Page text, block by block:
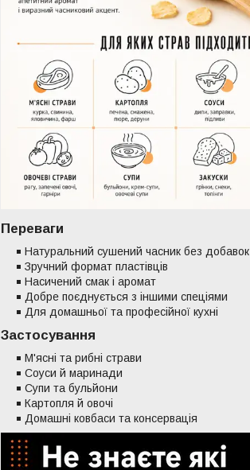
Переваги
Натуральний сушений часник без добавок
Зручний формат пластівців
Насичений смак і аромат
Добре поєднується з іншими спеціями
Для домашньої та професійної кухні
Застосування
М'ясні та рибні страви
Соуси й маринади
Супи та бульйони
Картопля й овочі
Домашні ковбаси та консервація